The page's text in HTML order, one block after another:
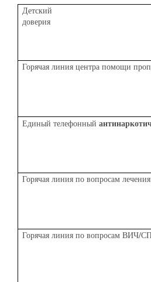
Горячая линия центра помощи
Единый телефонный
Горячая линия по вопросам
Горячая линия по вопросам ВИЧ/